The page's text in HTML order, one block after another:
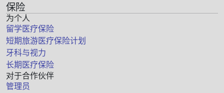
保险
为个人
留学医疗保险
短期旅游医疗保险计划
牙科与视力
长期医疗保险
对于合作伙伴
管理员